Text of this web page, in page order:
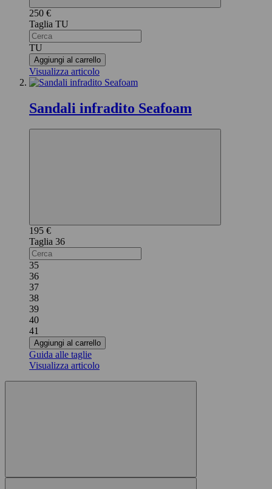
250 €
TU
TU
Aggiungi al carrello
Visualizza articolo
Sandali infradito Seafoam
195 €
36
35
36
37
38
39
40
41
Aggiungi al carrello
Guida alle taglie
Visualizza articolo